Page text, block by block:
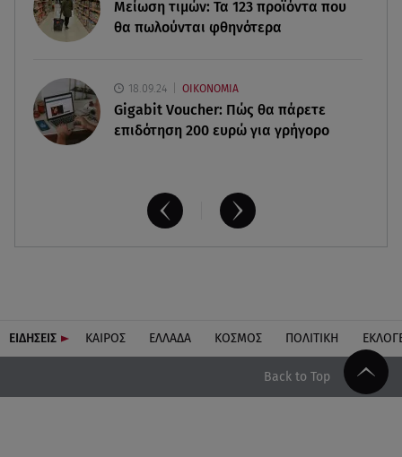
Μείωση τιμών: Τα 123 προϊόντα που
θα πωλούνται φθηνότερα
18.09.24 ΟΙΚΟΝΟΜΙΑ
Gigabit Voucher: Πώς θα πάρετε
επιδότηση 200 ευρώ για γρήγορο
ΕΙΔΗΣΕΙΣ ΚΑΙΡΟΣ ΕΛΛΑΔΑ ΚΟΣΜΟΣ ΠΟΛΙΤΙΚΗ
Back to Top